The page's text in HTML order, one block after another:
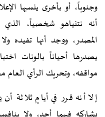
وجنوباً، أو بأخرى ينسبها
أنه نتنياهو شخصياً، الذي
المصدر، ووجد أنها تفيده
يصدرها أحياناً بالونات
مواقفه، وتحريك الرأي العام
إلا أنه قرر في أيامٍ ثلاثة